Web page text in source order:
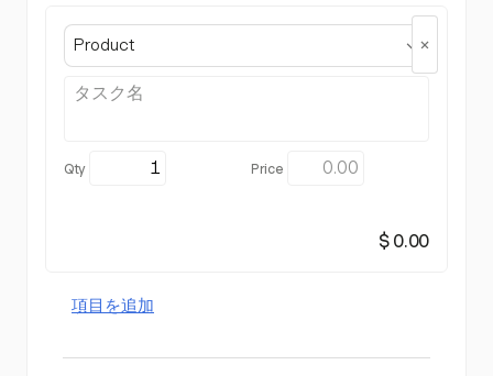
Product
$ 0.00
項目を追加